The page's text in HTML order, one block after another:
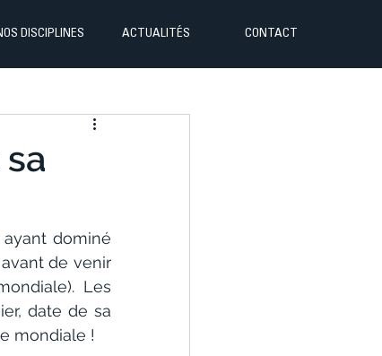
DISCIPLINES ACTUALITÉS CONTACT
dominé
de venir
Les
date de sa
mondiale !